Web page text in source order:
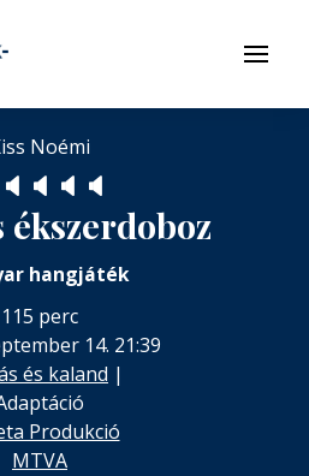
Menü
Noémi
🔈 🔈 🔈 🔈
ékszerdoboz
hangjáték
115 perc
14. 21:39
és kaland |
Produkció
MTVA